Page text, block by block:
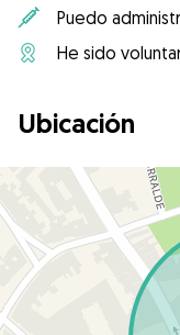
Puedo
He sido
Ubicación